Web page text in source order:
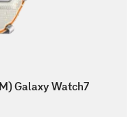
Galaxy Watch7